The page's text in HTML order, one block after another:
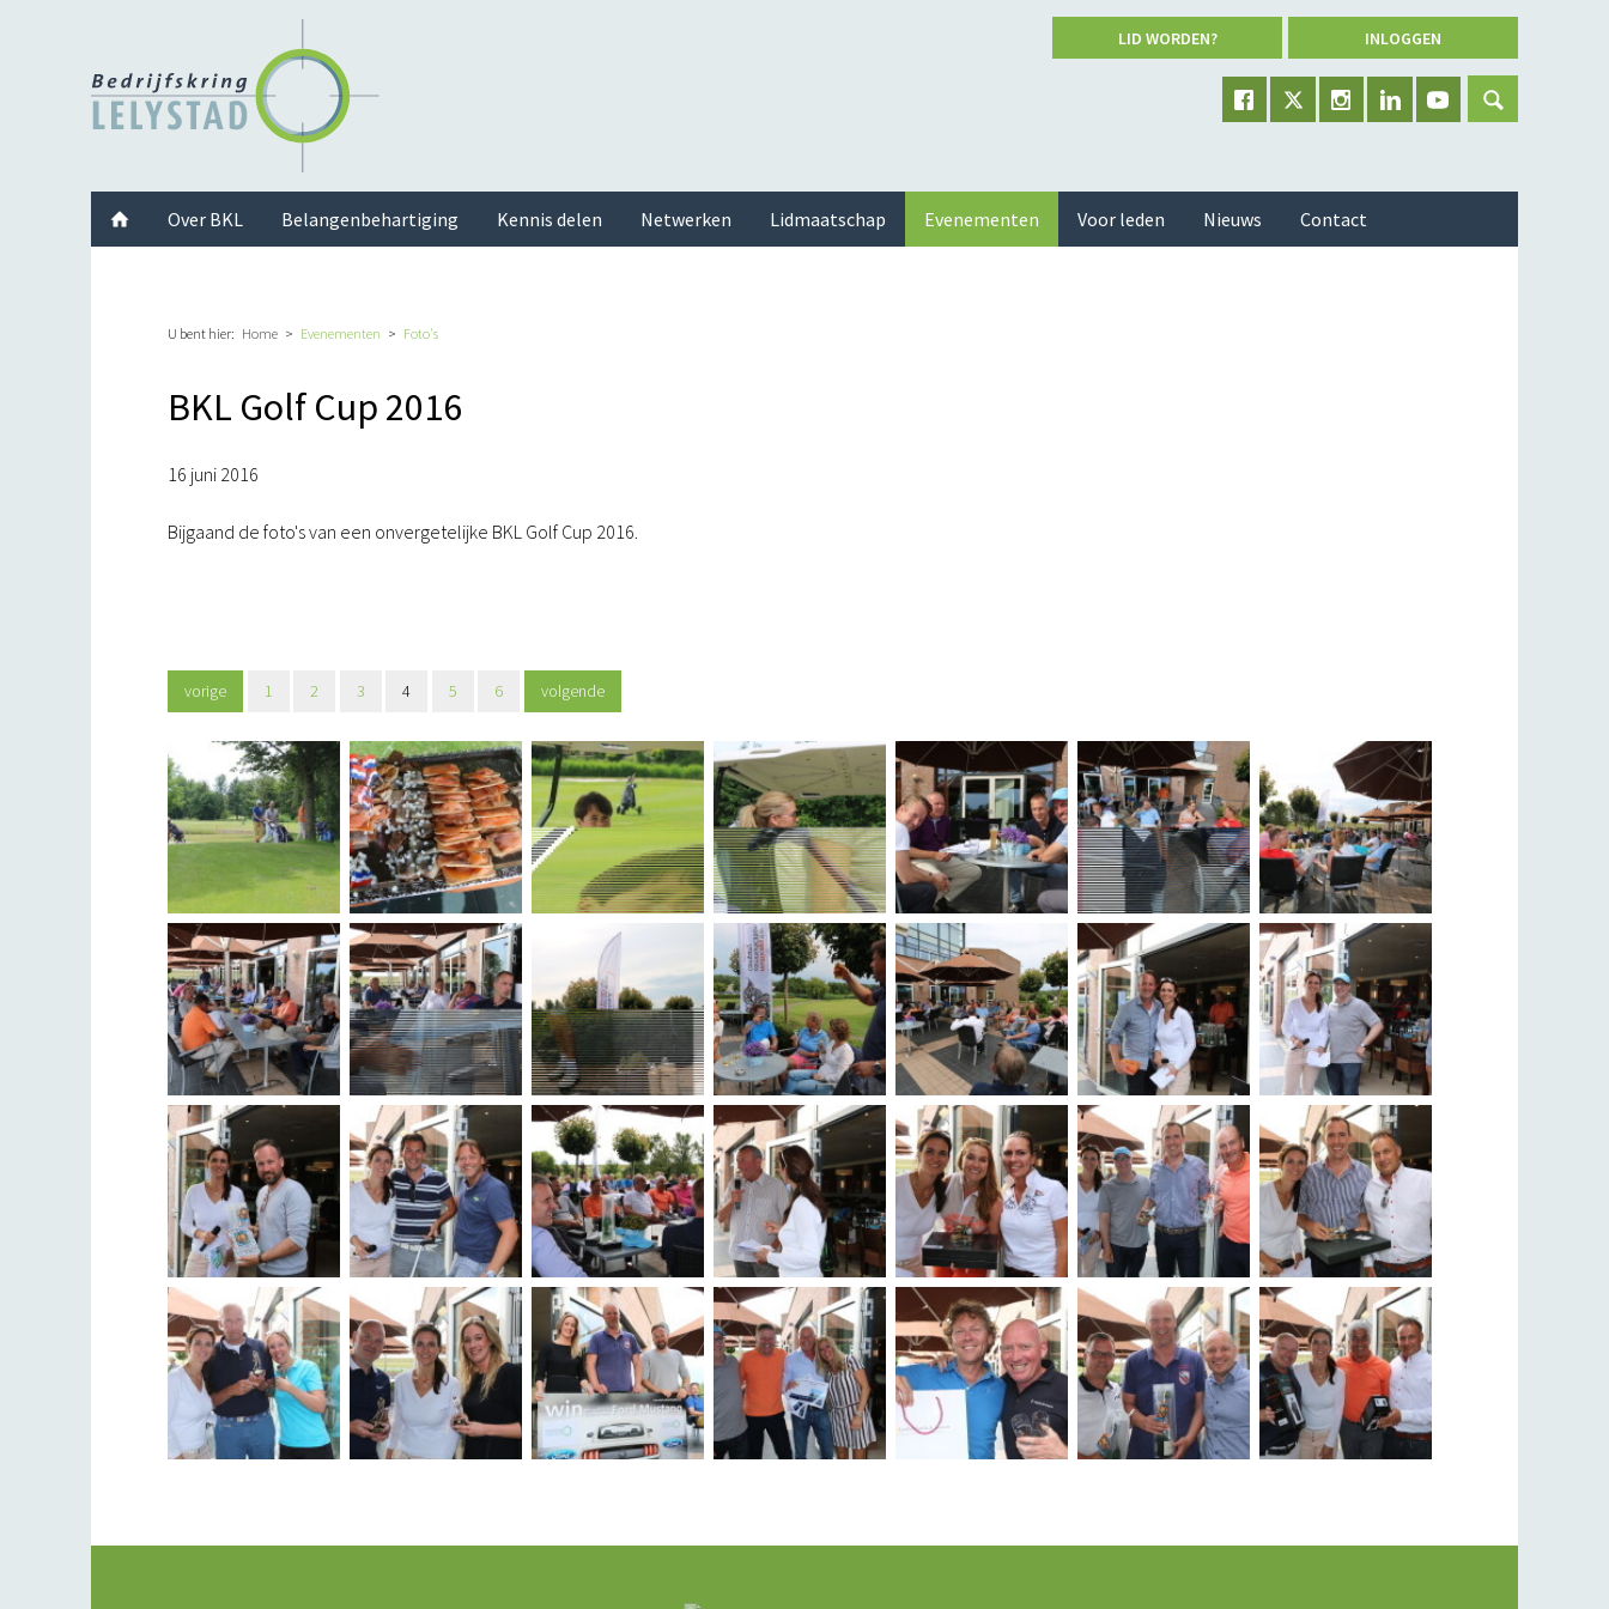
Twitter InstagramLinkedInYoutube
LID WORDEN? INLOGGEN
U bent hier: Home Evenementen Foto's
BKL Golf Cup 2016
16 juni 2016
Bijgaand de foto's van een onvergetelijke BKL Golf Cup 2016.
vorige 1 2 3 4 5 6 volgende
Over BKL Belangenbehartiging Kennis delen Netwerken Lidmaatschap Evenementen Voor leden Nieuws Contact